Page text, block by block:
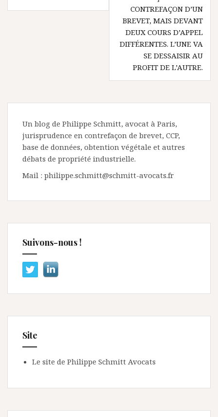
CONTREFAÇON D’UN
BREVET, MAIS DEVANT
DEUX COURS D’APPEL
DIFFÉRENTES. L’UNE VA
SE DESSAISIR AU
PROFIT DE L’AUTRE.
Un blog de Philippe Schmitt, avocat à Paris,
jurisprudence en contrefaçon de brevet, CCP,
base de données, obtention végétale et autres
débats de propriété industrielle.
Mail : philippe.schmitt@schmitt-avocats.fr
Suivons-nous !
Site
Le site de Philippe Schmitt Avocats